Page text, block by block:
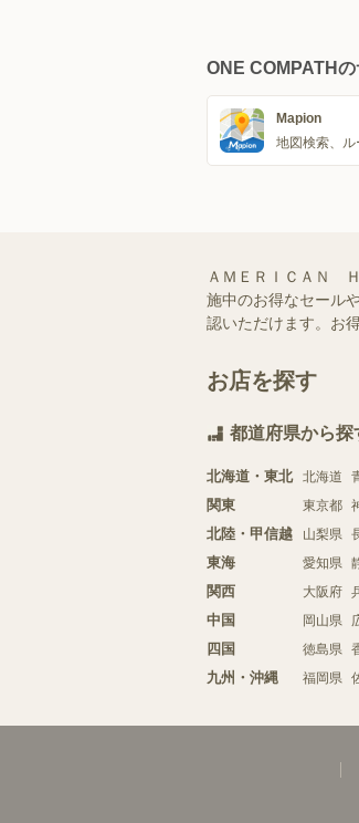
ONE COMPATH
Mapion
地図検索、ル
ＡＭＥＲＩＣＡＮ
施中のお得なセール
認いただけます。お
お店を探す
都道府県から探
北海道・東北 北海道
関東 東京都
北陸・甲信越 山梨県
東海 愛知県
関西 大阪府
中国 岡山県
四国 徳島県
九州・沖縄 福岡県